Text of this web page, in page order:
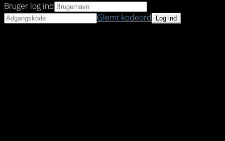
Bruger log ind
Glemt kodeord